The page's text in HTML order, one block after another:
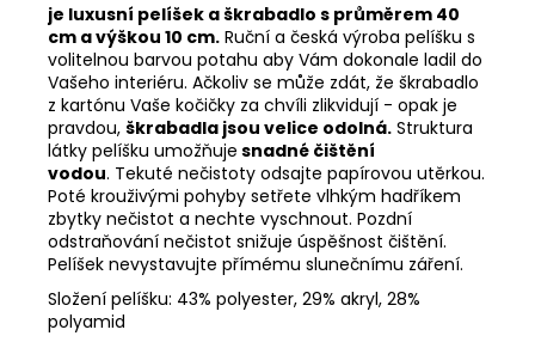
je luxusní pelíšek a škrabadlo s průměrem 40
cm a výškou 10 cm. Ruční a česká výroba pelíšku s
volitelnou barvou potahu aby Vám dokonale ladil do
Vašeho interiéru. Ačkoliv se může zdát, že škrabadlo
z kartónu Vaše kočičky za chvíli zlikvidují - opak je
pravdou, škrabadla jsou velice odolná. Struktura
látky pelíšku umožňuje snadné čištění
vodou. Tekuté nečistoty odsajte papírovou utěrkou.
Poté krouživými pohyby setřete vlhkým hadříkem
zbytky nečistot a nechte vyschnout. Pozdní
odstraňování nečistot snižuje úspěšnost čištění.
Pelíšek nevystavujte přímému slunečnímu záření.
Složení pelíšku: 43% polyester, 29% akryl, 28%
polyamid